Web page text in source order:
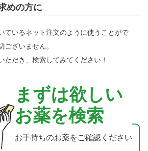
めの方に
ているネット注文のように使うことがで
ございません。
ただき、検索してみてください！
まずは欲しい
お薬を検索
お手持ちのお薬をご確認ください